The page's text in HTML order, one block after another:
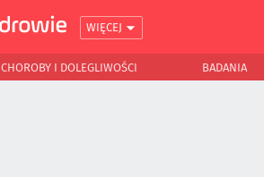
WIĘCEJ
CHOROBY I DOLEGLIWOŚCI BADANIA